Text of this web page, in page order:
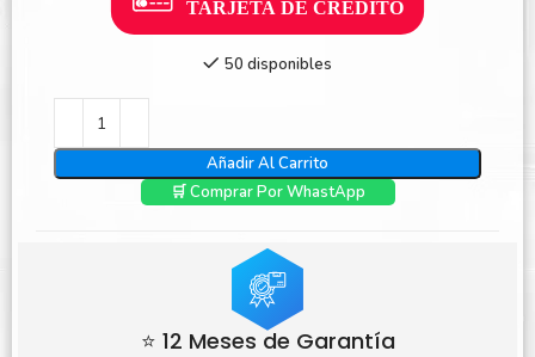
50 disponibles
Añadir Al Carrito
🛒 Comprar Por WhastApp
⭐ 12 Meses de Garantía